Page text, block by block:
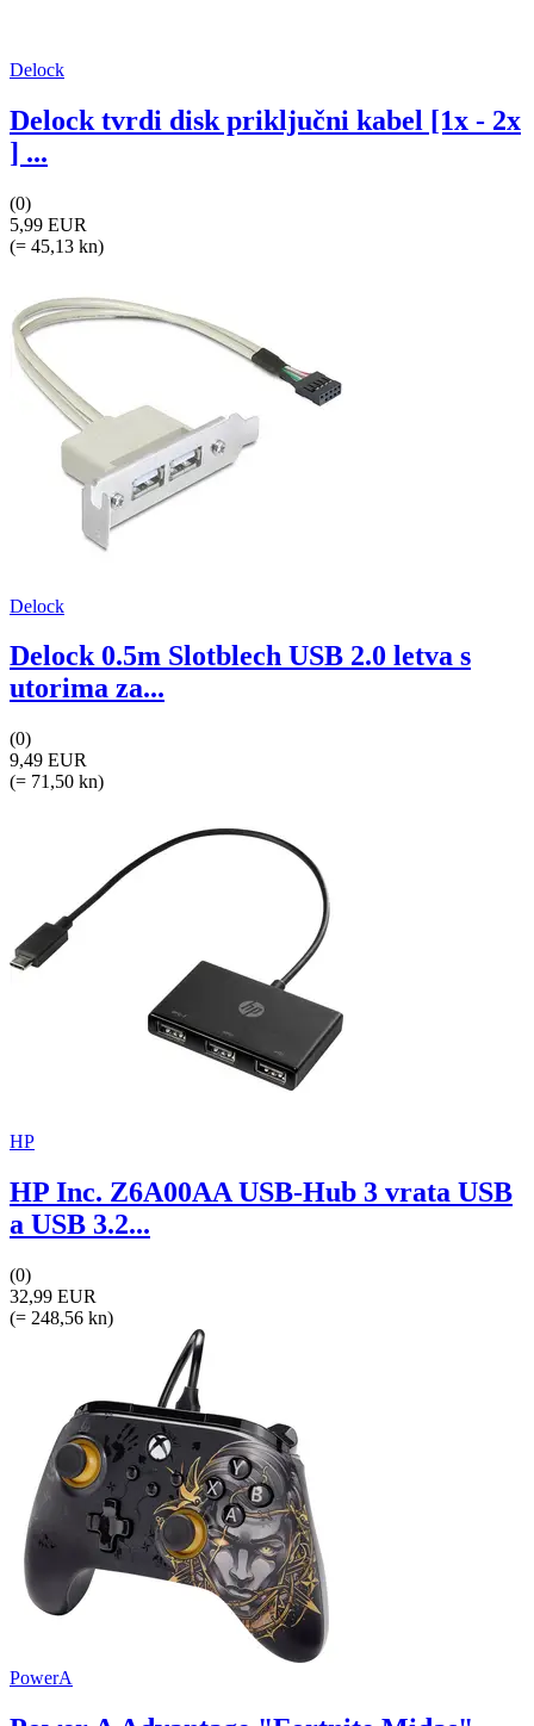
Delock
Delock tvrdi disk priključni kabel [1x - 2x
] ...
(0)
5,99 EUR
(= 45,13 kn)
Delock
Delock 0.5m Slotblech USB 2.0 letva s
utorima za...
(0)
9,49 EUR
(= 71,50 kn)
HP
HP Inc. Z6A00AA USB-Hub 3 vrata USB
a USB 3.2...
(0)
32,99 EUR
(= 248,56 kn)
PowerA